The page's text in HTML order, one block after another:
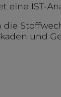
eine IST-
und